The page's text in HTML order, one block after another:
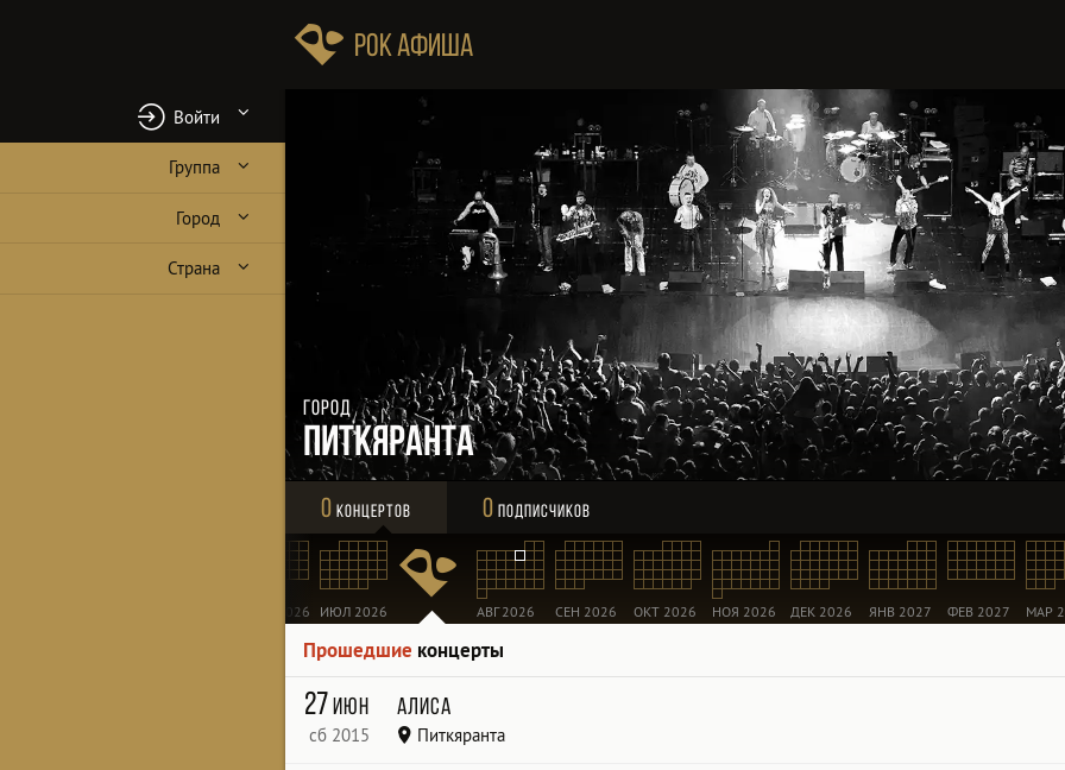
Рок Афиша
Войти
Группа
Город
Страна
Город
Питкяранта
0 Концертов 0 Подписчиков
ИЮН 2026 ИЮЛ 2026 АВГ 2026 СЕН 2026 ОКТ 2026 НОЯ 2026 ДЕК 2026 ЯНВ 2027 ФЕВ 2027 МАР
Прошедшие концерты
27июн
сб 2015
Алиса
Питкяранта